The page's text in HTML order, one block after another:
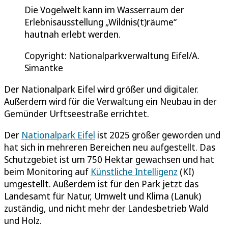
Die Vogelwelt kann im Wasserraum der
Erlebnisausstellung „Wildnis(t)räume“
hautnah erlebt werden.
Copyright: Nationalparkverwaltung Eifel/A.
Simantke
Der Nationalpark Eifel wird größer und digitaler.
Außerdem wird für die Verwaltung ein Neubau in der
Gemünder Urftseestraße errichtet.
Der Nationalpark Eifel ist 2025 größer geworden und
hat sich in mehreren Bereichen neu aufgestellt. Das
Schutzgebiet ist um 750 Hektar gewachsen und hat
beim Monitoring auf Künstliche Intelligenz (KI)
umgestellt. Außerdem ist für den Park jetzt das
Landesamt für Natur, Umwelt und Klima (Lanuk)
zuständig, und nicht mehr der Landesbetrieb Wald
und Holz.